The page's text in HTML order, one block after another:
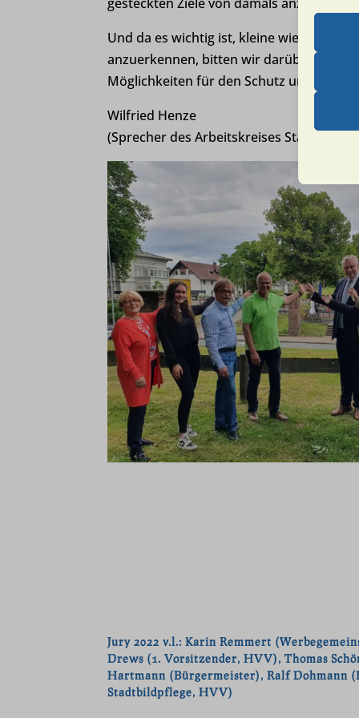
Und da es wichtig ist, kleine wie große
anzuerkennen, bitten wir darüber
Möglichkeiten für den Schutz und den
Wilfried Henze
(Sprecher des Arbeitskreises
Jury 2022 v.l.: Karin Remmert
Drews (1. Vorsitzender, HVV), Thomas
Hartmann (Bürgermeister), Ralf Dohmann
Stadtbildpflege, HVV)
und die
et-
et-pb-
et-pb-
wp_lang
wp-
Diese
tk_ai
Diese
et-
et-